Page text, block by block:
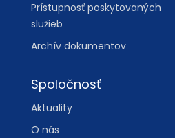
Prístupnosť poskytovaných
služieb
Archív dokumentov
Spoločnosť
Aktuality
O nás